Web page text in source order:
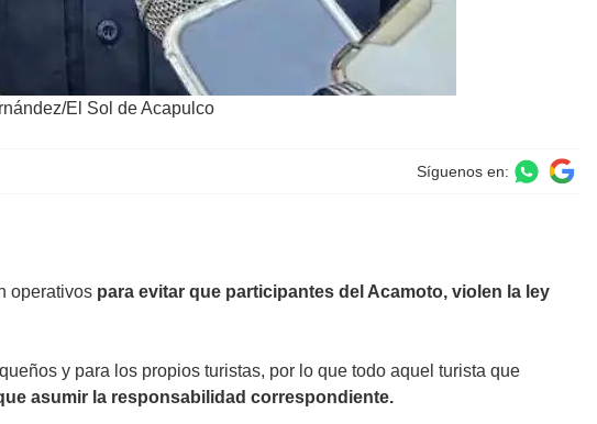
El Sol de Acapulco
Síguenos en:
operativos para evitar que participantes del Acamoto, violen la ley
y para los propios turistas, por lo que todo aquel turista que
asumir la responsabilidad correspondiente.